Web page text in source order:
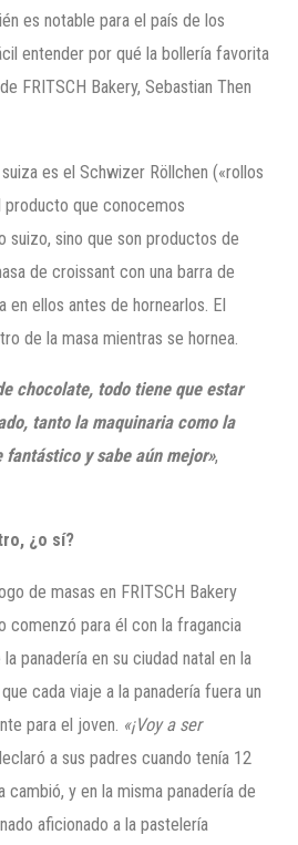
es notable para el país de los
entender por qué la bollería favorita
FRITSCH Bakery, Sebastian Then
es el Schwizer Röllchen («rollos
producto que conocemos
suizo, sino que son productos de
de croissant con una barra de
ellos antes de hornearlos. El
de la masa mientras se hornea.
chocolate, todo tiene que estar
tanto la maquinaria como la
fantástico y sabe aún mejor»,
¿o sí?
de masas en FRITSCH Bakery
comenzó para él con la fragancia
panadería en su ciudad natal en la
cada viaje a la panadería fuera un
para el joven. «¡Voy a ser
a sus padres cuando tenía 12
cambió, y en la misma panadería de
aficionado a la pastelería